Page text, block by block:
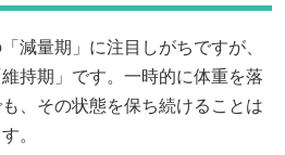
減量期」に注目しがちですが、
持期」です。一時的に体重を落
、その状態を保ち続けることは
。